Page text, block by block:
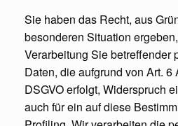
Sie haben das Recht, aus
besonderen Situation
Verarbeitung Sie betreffender
Daten, die aufgrund von Art. 6
DSGVO erfolgt, Widerspruch
auch für ein auf diese